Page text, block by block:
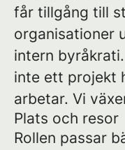
får tillgång till
organisationer
intern
inte ett projekt
arbetar. Vi
Plats och resor
Rollen passar